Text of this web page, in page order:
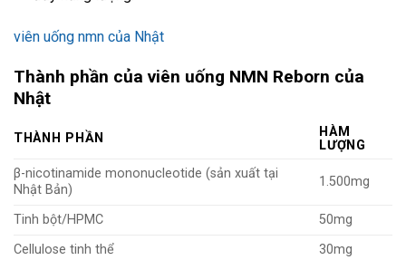
viên uống nmn của Nhật
Thành phần của viên uống NMN Reborn của
Nhật
THÀNH PHẦN
HÀM
LƯỢNG
β-nicotinamide mononucleotide (sản xuất tại
Nhật Bản)
1.500mg
Tinh bột/HPMC
50mg
Cellulose tinh thể
30mg